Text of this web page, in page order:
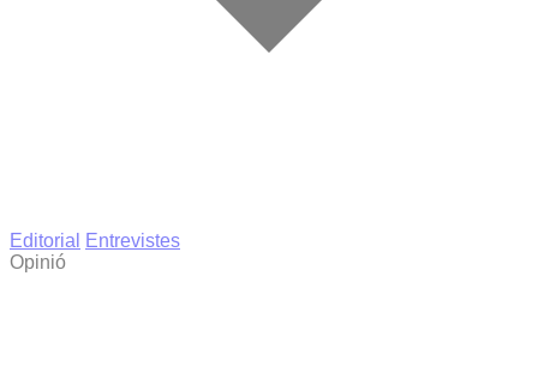
Editorial
Entrevistes
Opinió